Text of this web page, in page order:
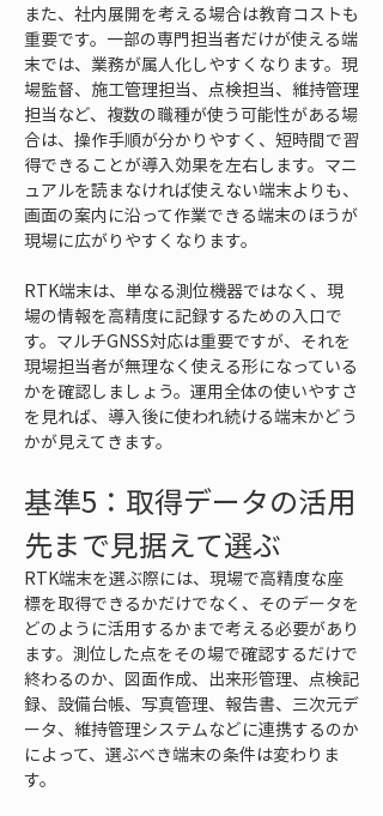
また、社内展開を考える場合は教育コストも
重要です。一部の専門担当者だけが使える端
末では、業務が属人化しやすくなります。現
場監督、施工管理担当、点検担当、維持管理
担当など、複数の職種が使う可能性がある場
合は、操作手順が分かりやすく、短時間で習
得できることが導入効果を左右します。マニ
ュアルを読まなければ使えない端末よりも、
画面の案内に沿って作業できる端末のほうが
現場に広がりやすくなります。
RTK端末は、単なる測位機器ではなく、現
場の情報を高精度に記録するための入口で
す。マルチGNSS対応は重要ですが、それを
現場担当者が無理なく使える形になっている
かを確認しましょう。運用全体の使いやすさ
を見れば、導入後に使われ続ける端末かどう
かが見えてきます。
基準5：取得データの活用
先まで見据えて選ぶ
RTK端末を選ぶ際には、現場で高精度な座
標を取得できるかだけでなく、そのデータを
どのように活用するかまで考える必要があり
ます。測位した点をその場で確認するだけで
終わるのか、図面作成、出来形管理、点検記
録、設備台帳、写真管理、報告書、三次元デ
ータ、維持管理システムなどに連携するのか
によって、選ぶべき端末の条件は変わりま
す。